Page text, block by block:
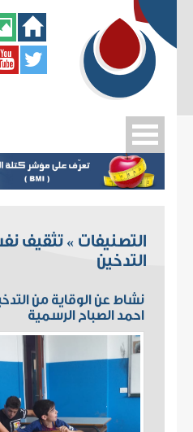
التصنيفات » تثقيف
التدخين
نشاط عن الوقاية من
احمد الصباح الرسمية